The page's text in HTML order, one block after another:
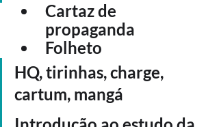
Cartaz de
propaganda
Folheto
HQ, tirinhas, charge,
cartum, mangá